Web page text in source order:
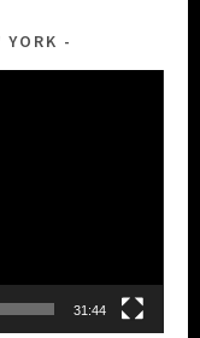
31:44